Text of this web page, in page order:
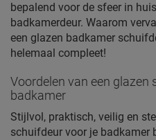
bepalend voor de sfeer in
badkamerdeur. Waarom
een glazen badkamer
helemaal compleet!
Voordelen van een glazen
badkamer
Stijlvol, praktisch, veilig en
schuifdeur voor je badkamer